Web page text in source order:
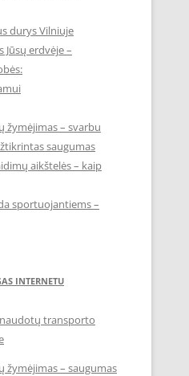
durys Vilniuje
Jūsų erdvėje –
žymėjimas – svarbu
saugumas
aikštelės – kaip
sportuojantiems –
INTERNETU
transporto
žymėjimas – saugumas